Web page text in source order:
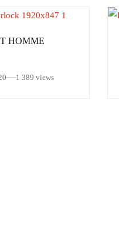
HOMME
1 389 views